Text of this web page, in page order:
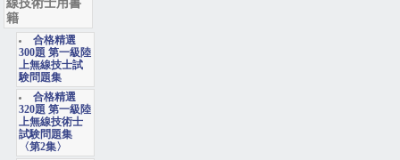
籍
合格精選
300題 第一級陸
上無線技士試
験問題集
合格精選
320題 第一級陸
上無線技術士
試験問題集
〈第2集〉